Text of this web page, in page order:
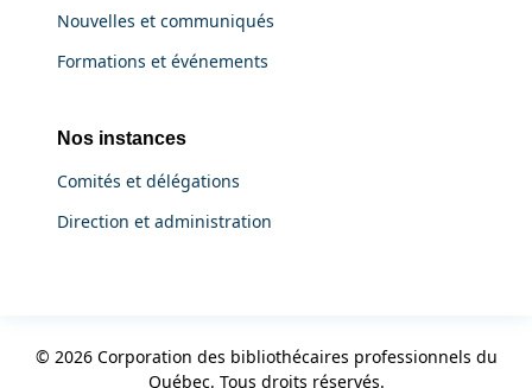
Nouvelles et communiqués
Formations et événements
Nos instances
Comités et délégations
Direction et administration
© 2026 Corporation des bibliothécaires professionnels du
Québec. Tous droits réservés.